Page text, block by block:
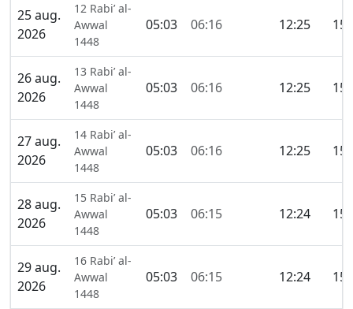
25 aug.
2026
12 Rabi’ al-
Awwal
1448
05:03 06:16 12:25
26 aug.
2026
13 Rabi’ al-
Awwal
1448
05:03 06:16 12:25
27 aug.
2026
14 Rabi’ al-
Awwal
1448
05:03 06:16 12:25
28 aug.
2026
15 Rabi’ al-
Awwal
1448
05:03 06:15 12:24
29 aug.
2026
16 Rabi’ al-
Awwal
1448
05:03 06:15 12:24